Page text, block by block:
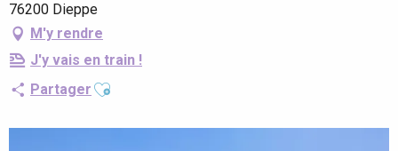
76200 Dieppe
M'y rendre
J'y vais en train !
Partager Ajouter aux favoris